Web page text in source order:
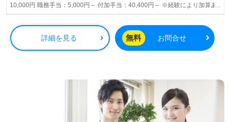
10,000円 職務手当：5,000円～ 付加手当：40,400円～ ※経験により加算あ
り ※給与例（経験5年・介護福祉士）：月給230,000円 賞与あり 昇給あり
詳細を見る 無料 お問合せ